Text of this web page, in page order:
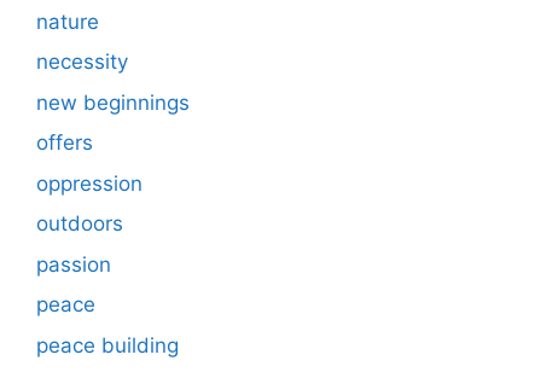
nature
necessity
new beginnings
offers
oppression
outdoors
passion
peace
peace building